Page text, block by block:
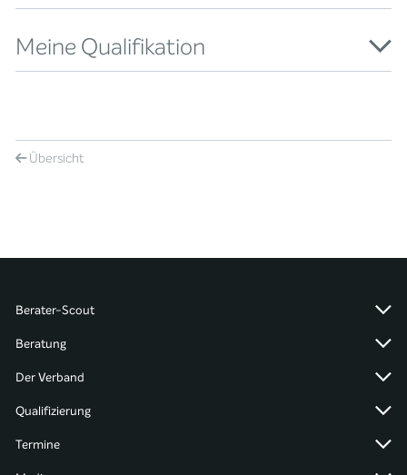
Meine Qualifikation
Übersicht
Berater-Scout
Beratung
Der Verband
Qualifizierung
Termine